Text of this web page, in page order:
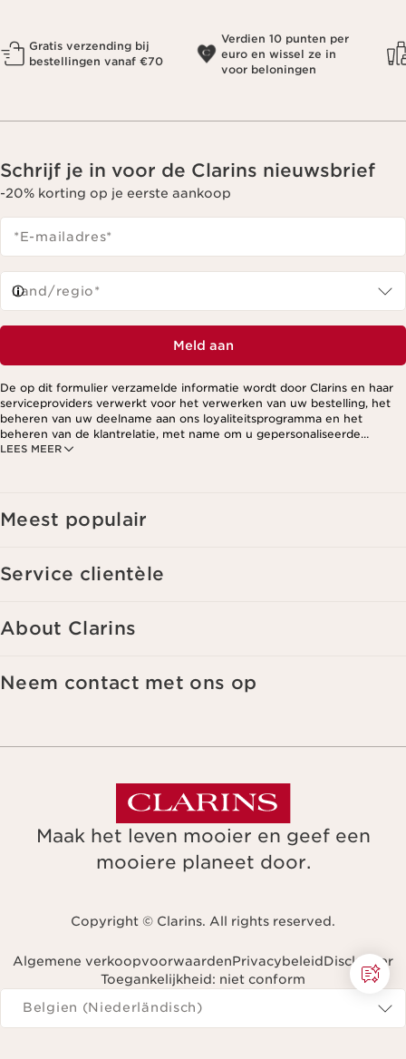
Gratis verzending bij
bestellingen vanaf €70
Verdien 10 punten per
euro en wissel ze in
voor beloningen
Schrijf je in voor de Clarins nieuwsbrief
-20% korting op je eerste aankoop
*E-mailadres*
Land/regio*
Meld aan
LEES MEER
De op dit formulier verzamelde informatie wordt door Clarins en haar
serviceproviders verwerkt voor het verwerken van uw bestelling, het
beheren van uw deelname aan ons loyaliteitsprogramma en het
beheren van de klantrelatie, met name om u gepersonaliseerde
aanbiedingen te kunnen sturen op basis van uw eerdere aankopen en
Meest populair
Service clientèle
About Clarins
Neem contact met ons op
Maak het leven mooier en geef een
mooiere planeet door.
Copyright © Clarins. All rights reserved.
Algemene verkoopvoorwaardenPrivacybeleidDisclaimer
Toegankelijkheid: niet conform
Navigeren naar
Belgien (Niederländisch)